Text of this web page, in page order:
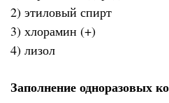
2) этиловый спирт
3) хлорамин (+)
4) лизол
Заполнение одноразовых